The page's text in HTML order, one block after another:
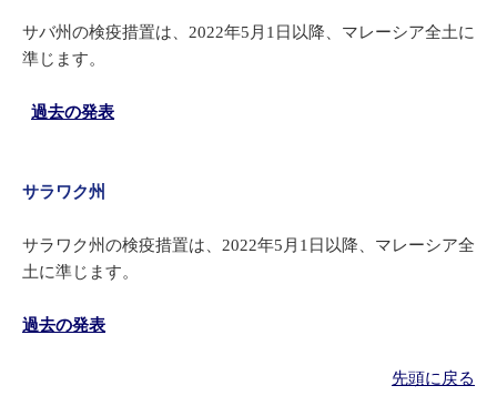
サバ州の検疫措置は、2022年5月1日以降、マレーシア全土に
準じます。
過去の発表
サラワク州
サラワク州の検疫措置は、2022年5月1日以降、マレーシア全
土に準じます。
過去の発表
先頭に戻る